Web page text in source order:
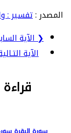
المصدر :تفسير :
❮ الآية
الآية